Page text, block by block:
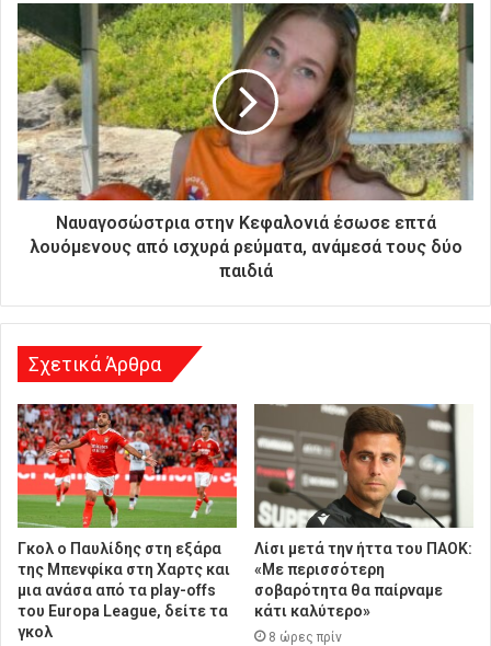
ή
σ
α
ς
δ
ι
ε
ύ
η
Ναυαγοσώστρια στην Κεφαλονιά έσωσε επτά
λουόμενους από ισχυρά ρεύματα, ανάμεσά τους δύο
παιδιά
Σχετικά Άρθρα
Γκολ ο Παυλίδης στη εξάρα
της Μπενφίκα στη Χαρτς και
μια ανάσα από τα play-offs
του Europa League, δείτε τα
γκολ
Λίσι μετά την ήττα του ΠΑΟΚ:
«Με περισσότερη
σοβαρότητα θα παίρναμε
κάτι καλύτερο»
8 ώρες πρίν